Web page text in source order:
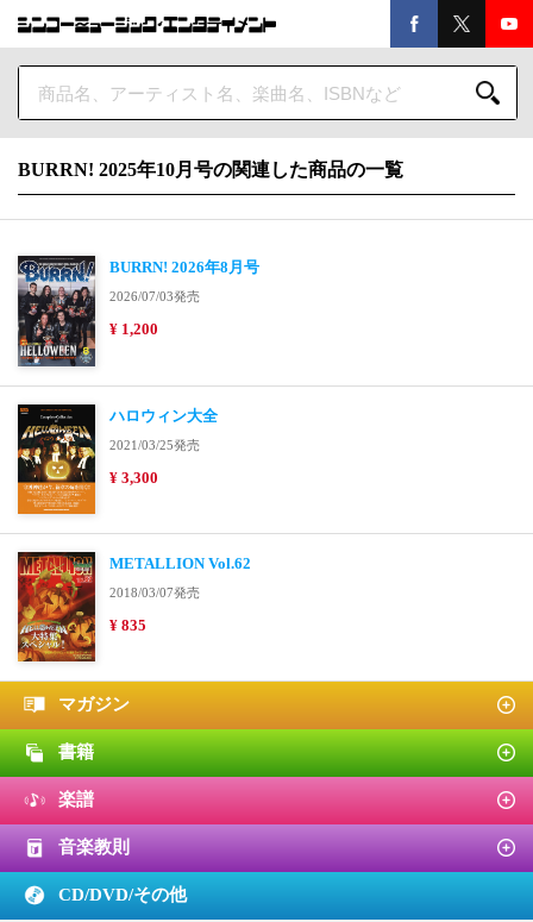
BURRN! 2025年10月号の関連した商品の一覧
BURRN! 2026年8月号
2026/07/03発売
¥ 1,200
ハロウィン大全
2021/03/25発売
¥ 3,300
METALLION Vol.62
2018/03/07発売
¥ 835
マガジン
書籍
楽譜
音楽教則
CD/DVD/その他